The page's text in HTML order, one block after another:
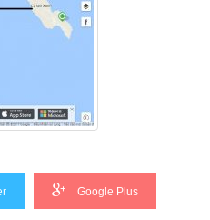
Google Plus